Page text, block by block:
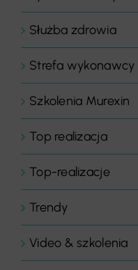
Służba zdrowia
Strefa wykonawcy
Szkolenia Murexin
Top realizacja
Top-realizacje
Trendy
Video & szkolenia